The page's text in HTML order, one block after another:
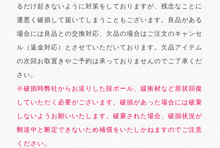
るだけ起きないように対策をしておりますが、残念なことに
運悪く破損して届いてしまうこともございます。良品がある
場合には良品との交換対応、欠品の場合はご注文のキャンセ
ル（返金対応）とさせていただいております。欠品アイテム
の次回お取置きやご予約は承っておりませんのでご了承くだ
さい。
※破損時弊社からお送りした段ボール、緩衝材など原状回復
していただく必要がございます。破損があった場合には破棄
しないようお願いいたします。破棄された場合、破損状況が
郵送中と断定できないため補償をいたしかねますのでご注意
ください。